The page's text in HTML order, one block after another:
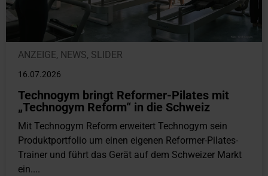
ANZEIGE, NEWS, SLIDER
16.07.2026
Technogym bringt Reformer-Pilates mit
„Technogym Reform“ in die Schweiz
Mit Technogym Reform erweitert Technogym sein
Produktportfolio um einen eigenen Reformer-Pilates-
Trainer und führt das Gerät auf dem Schweizer Markt
ein....